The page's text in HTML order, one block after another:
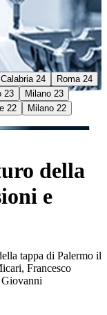
Calabria 24
Roma 24
23
Milano 23
22
Milano 22
della
e
tappa di Palermo il
Francesco